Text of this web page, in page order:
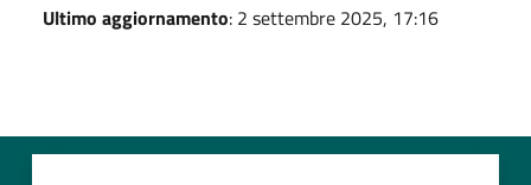
Ultimo aggiornamento: 2 settembre 2025, 17:16